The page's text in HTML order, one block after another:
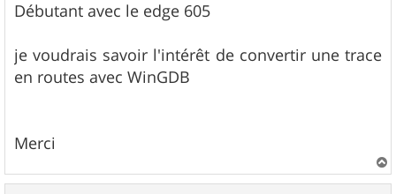
s
s
g
e
Débutant avec le edge 605
je voudrais savoir l'intérêt de convertir une trace
en routes avec WinGDB
Merci
a